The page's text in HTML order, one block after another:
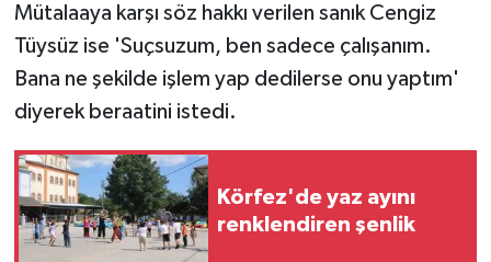
Mütalaaya karşı söz hakkı verilen sanık Cengiz
Tüysüz ise 'Suçsuzum, ben sadece çalışanım.
Bana ne şekilde işlem yap dedilerse onu yaptım'
diyerek beraatini istedi.
Körfez'de yaz ayını
renklendiren şenlik
Turizm
ÜLKE GÜNDEMİ
YEREL
Yerel Haberler